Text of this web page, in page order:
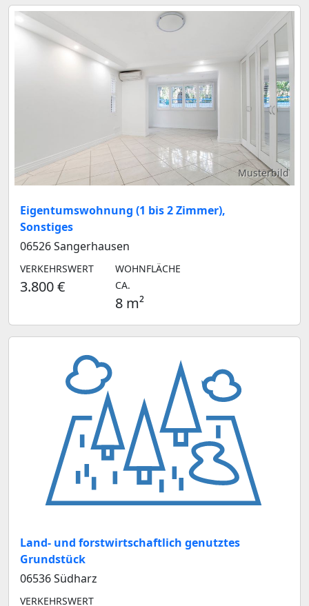
Musterbild
Eigentumswohnung (1 bis 2 Zimmer),
Sonstiges
06526 Sangerhausen
VERKEHRSWERT
3.800 €
WOHNFLÄCHE
CA.
8 m²
Land- und forstwirtschaftlich genutztes
Grundstück
06536 Südharz
VERKEHRSWERT